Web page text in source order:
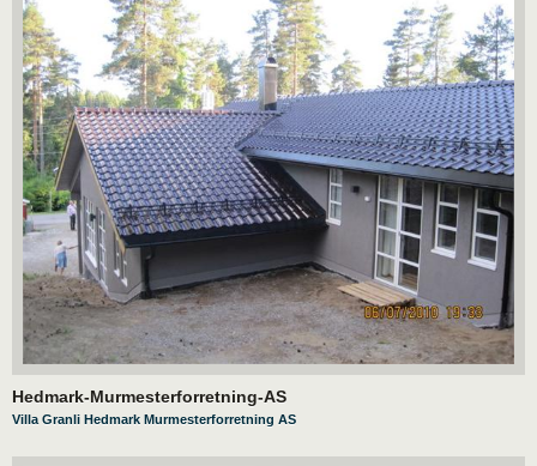
Hedmark-Murmesterforretning-AS
Villa Granli Hedmark Murmesterforretning AS